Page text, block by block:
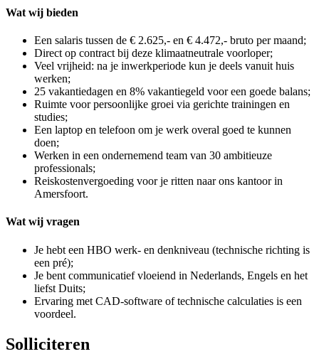
Wat wij bieden
Een salaris tussen de € 2.625,- en € 4.472,- bruto per maand;
Direct op contract bij deze klimaatneutrale voorloper;
Veel vrijheid: na je inwerkperiode kun je deels vanuit huis
werken;
25 vakantiedagen en 8% vakantiegeld voor een goede balans;
Ruimte voor persoonlijke groei via gerichte trainingen en
studies;
Een laptop en telefoon om je werk overal goed te kunnen
doen;
Werken in een ondernemend team van 30 ambitieuze
professionals;
Reiskostenvergoeding voor je ritten naar ons kantoor in
Amersfoort.
Wat wij vragen
Je hebt een HBO werk- en denkniveau (technische richting is
een pré);
Je bent communicatief vloeiend in Nederlands, Engels en het
liefst Duits;
Ervaring met CAD-software of technische calculaties is een
voordeel.
Solliciteren